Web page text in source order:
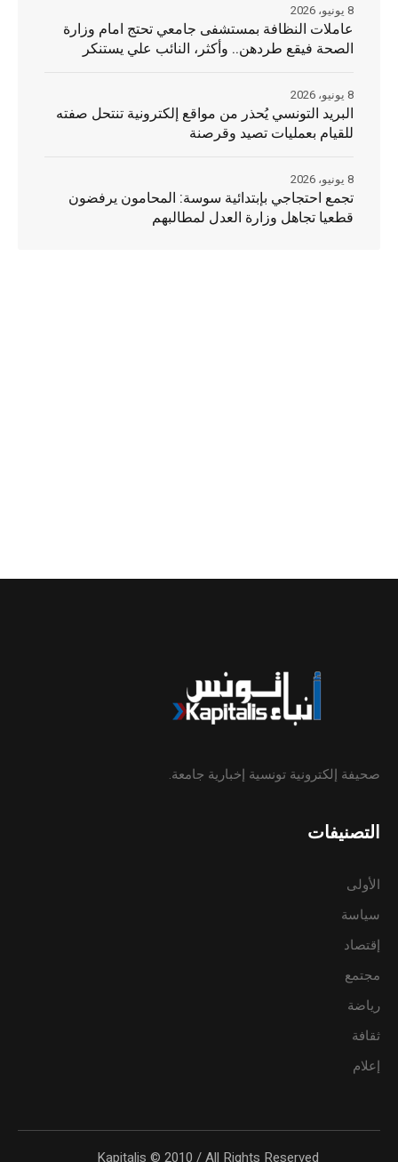
عاملات النظافة بمستشفى جامعي تحتج امام وزارة
الصحة فيقع طردهن.. وأكثر، النائب علي يستنكر
8 يونيو، 2026
البريد التونسي يُحذر من مواقع إلكترونية تنتحل صفته
للقيام بعمليات تصيد وقرصنة
8 يونيو، 2026
تجمع احتجاجي بإبتدائية سوسة: المحامون يرفضون
قطعيا تجاهل وزارة العدل لمطالبهم
8 يونيو، 2026
صحيفة إلكترونية تونسية إخبارية جامعة.
التصنيفات
الأولى
سياسة
إقتصاد
مجتمع
رياضة
ثقافة
إعلام
Kapitalis © 2010 / All Rights Reserved